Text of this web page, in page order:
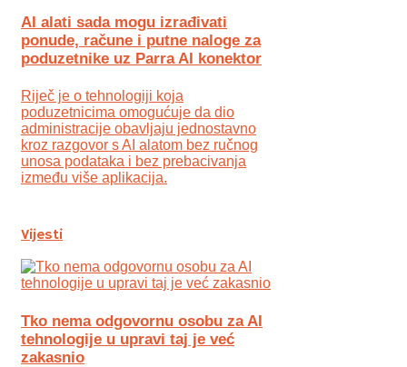
AI alati sada mogu izrađivati
ponude, račune i putne naloge za
poduzetnike uz Parra AI konektor
Riječ je o tehnologiji koja
poduzetnicima omogućuje da dio
administracije obavljaju jednostavno
kroz razgovor s AI alatom bez ručnog
unosa podataka i bez prebacivanja
između više aplikacija.
Vijesti
Tko nema odgovornu osobu za AI
tehnologije u upravi taj je već
zakasnio